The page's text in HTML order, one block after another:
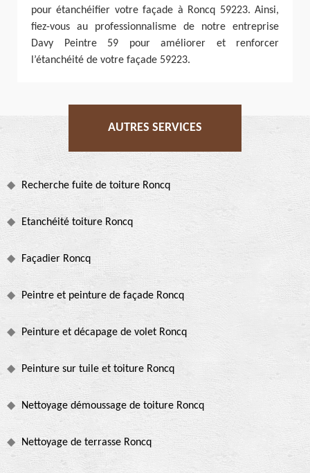
pour étanchéifier votre façade à Roncq 59223. Ainsi,
fiez-vous au professionnalisme de notre entreprise
Davy Peintre 59 pour améliorer et renforcer
l’étanchéité de votre façade 59223.
AUTRES SERVICES
Recherche fuite de toiture Roncq
Etanchéité toiture Roncq
Façadier Roncq
Peintre et peinture de façade Roncq
Peinture et décapage de volet Roncq
Peinture sur tuile et toiture Roncq
Nettoyage démoussage de toiture Roncq
Nettoyage de terrasse Roncq